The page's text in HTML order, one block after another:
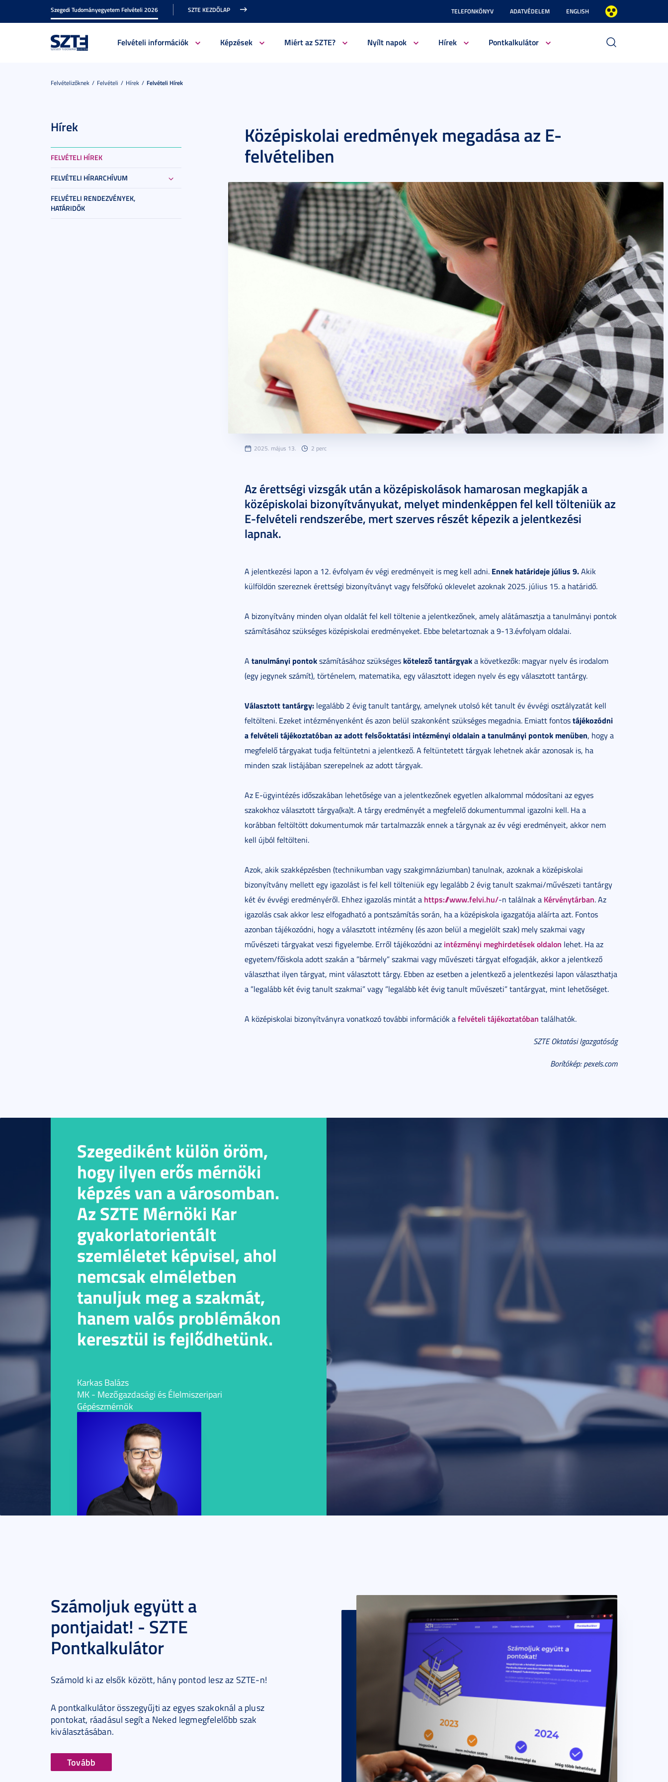
Szegedi Tudományegyetem Felvételi 2026 SZTE KEZDŐLAP TELEFONKÖNYV ADATVÉDELEM ENGLISH
Felvételi információk Képzések Miért az SZTE? Nyílt napok Hírek Pontkalkulátor
Felvételizőknek Felvételi Hírek Felvételi Hírek
Hírek
FELVÉTELI HÍREK
FELVÉTELI HÍRARCHÍVUM
FELVÉTELI RENDEZVÉNYEK,
HATÁRIDŐK
Középiskolai eredmények megadása az E-
felvételiben
2025. május 13. 2 perc
Az érettségi vizsgák után a középiskolások hamarosan megkapják a
középiskolai bizonyítványukat, melyet mindenképpen fel kell tölteniük az
E-felvételi rendszerébe, mert szerves részét képezik a jelentkezési
lapnak.
A jelentkezési lapon a 12. évfolyam év végi eredményeit is meg kell adni. Ennek határideje július 9.Akik
külföldön szereznek érettségi bizonyítványt vagy felsőfokú oklevelet azoknak 2025. július 15. a határidő.
A bizonyítvány minden olyan oldalát fel kell töltenie a jelentkezőnek, amely alátámasztja a tanulmányi pontok
számításához szükséges középiskolai eredményeket. Ebbe beletartoznak a 9-13.évfolyam oldalai.
A tanulmányi pontokszámításához szükséges kötelező tantárgyaka következők: magyar nyelv és irodalom
(egy jegynek számít), történelem, matematika, egy választott idegen nyelv és egy választott tantárgy.
Választott tantárgy: legalább 2 évig tanult tantárgy, amelynek utolsó két tanult év évvégi osztályzatát kell
feltölteni. Ezeket intézményenként és azon belül szakonként szükséges megadnia. Emiatt fontostájékozódni
a felvételi tájékoztatóban az adott felsőoktatási intézményi oldalain a tanulmányi pontok menüben, hogy a
megfelelő tárgyakat tudja feltüntetni a jelentkező. A feltüntetett tárgyak lehetnek akár azonosak is, ha
minden szak listájában szerepelnek az adott tárgyak.
Az E-ügyintézés időszakában lehetősége van a jelentkezőnek egyetlen alkalommal módosítani az egyes
szakokhoz választott tárgya(ka)t. A tárgy eredményét a megfelelő dokumentummal igazolni kell. Ha a
korábban feltöltött dokumentumok már tartalmazzák ennek a tárgynak az év végi eredményeit, akkor nem
kell újból feltölteni.
Azok, akik szakképzésben (technikumban vagy szakgimnáziumban) tanulnak, azoknak a középiskolai
bizonyítvány mellett egy igazolást is fel kell tölteniük egy legalább 2 évig tanult szakmai/művészeti tantárgy
két év évvégi eredményéről. Ehhez igazolás mintát a https://www.felvi.hu/-n találnak a Kérvénytárban. Az
igazolás csak akkor lesz elfogadható a pontszámítás során, ha a középiskola igazgatója aláírta azt. Fontos
azonban tájékozódni, hogy a választott intézmény (és azon belül a megjelölt szak) mely szakmai vagy
művészeti tárgyakat veszi figyelembe. Erről tájékozódni az intézményi meghirdetések oldalon lehet. Ha az
egyetem/főiskola adott szakán a ”bármely” szakmai vagy művészeti tárgyat elfogadják, akkor a jelentkező
választhat ilyen tárgyat, mint választott tárgy. Ebben az esetben a jelentkező a jelentkezési lapon választhatja
a ”legalább két évig tanult szakmai” vagy ”legalább két évig tanult művészeti” tantárgyat, mint lehetőséget.
A középiskolai bizonyítványra vonatkozó további információk afelvételi tájékoztatóban találhatók.
SZTE Oktatási Igazgatóság
Borítókép: pexels.com
Szegediként külön öröm,
hogy ilyen erős mérnöki
képzés van a városomban.
Az SZTE Mérnöki Kar
gyakorlatorientált
szemléletet képvisel, ahol
nemcsak elméletben
tanuljuk meg a szakmát,
hanem valós problémákon
keresztül is fejlődhetünk.
Karkas Balázs
MK - Mezőgazdasági és Élelmiszeripari
Gépészmérnök
Számoljuk együtt a
pontjaidat! - SZTE
Pontkalkulátor
Számold ki az elsők között, hány pontod lesz az SZTE-n!
A pontkalkulátor összegyűjti az egyes szakoknál a plusz
pontokat, ráadásul segít a Neked legmegfelelőbb szak
kiválasztásában.
Tovább